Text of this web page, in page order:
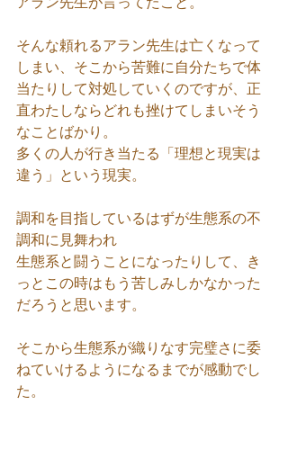
そんな頼れるアラン先生は亡くなって
しまい、そこから苦難に自分たちで体
当たりして対処していくのですが、正
直わたしならどれも挫けてしまいそう
なことばかり。
多くの人が行き当たる「理想と現実は
違う」という現実。
調和を目指しているはずが生態系の不
調和に見舞われ
生態系と闘うことになったりして、き
っとこの時はもう苦しみしかなかった
だろうと思います。
そこから生態系が織りなす完璧さに委
ねていけるようになるまでが感動でし
た。